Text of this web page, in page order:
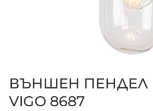
ВЪНШЕН ПЕНДЕЛ
VIGO 8687